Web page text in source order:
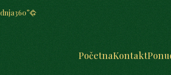
360°
PočetnaKontakt